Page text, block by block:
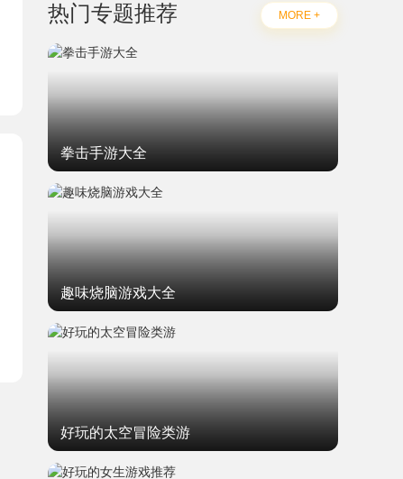
热门专题推荐 MORE +
拳击手游大全
趣味烧脑游戏大全
好玩的太空冒险类游